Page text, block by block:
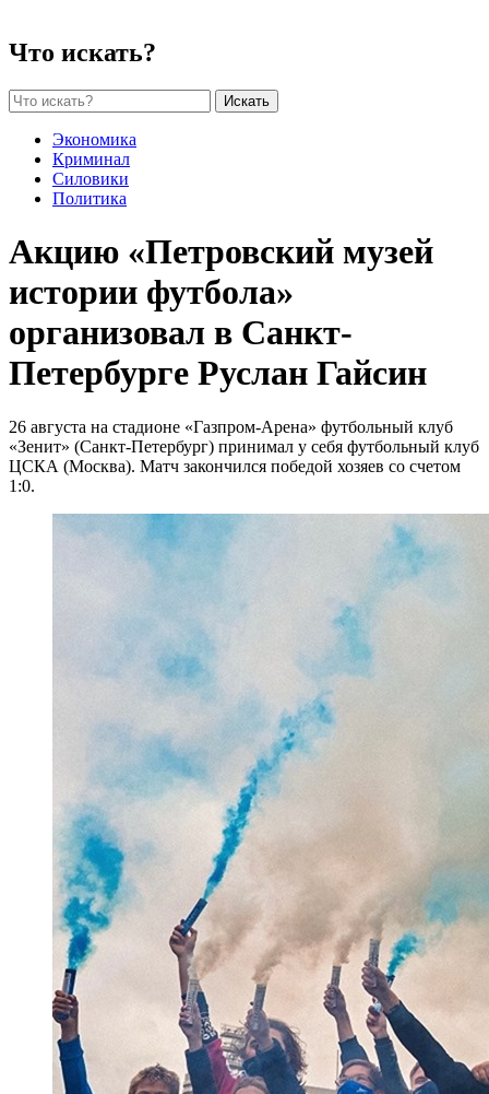
Что искать?
Искать
Экономика
Криминал
Силовики
Политика
Акцию «Петровский музей
истории футбола»
организовал в Санкт-
Петербурге Руслан Гайсин
26 августа на стадионе «Газпром-Арена» футбольный клуб
«Зенит» (Санкт-Петербург) принимал у себя футбольный клуб
ЦСКА (Москва). Матч закончился победой хозяев со счетом
1:0.